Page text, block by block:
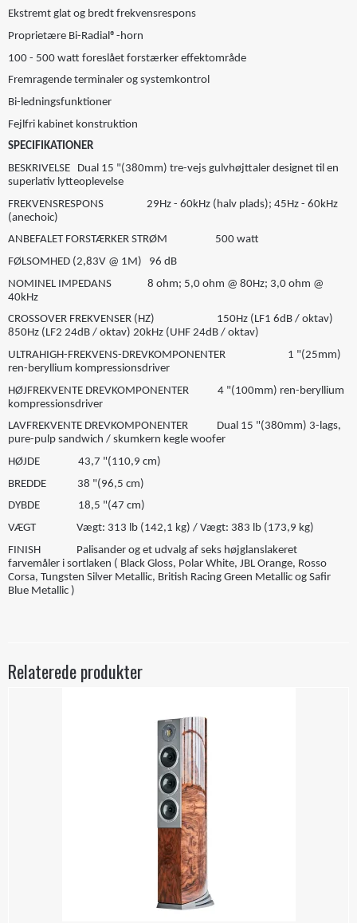
Ekstremt glat og bredt frekvensrespons
Proprietære Bi-Radial®-horn
100 - 500 watt foreslået forstærker effektområde
Fremragende terminaler og systemkontrol
Bi-ledningsfunktioner
Fejlfri kabinet konstruktion
SPECIFIKATIONER
BESKRIVELSE Dual 15 "(380mm) tre-vejs gulvhøjttaler designet til en
superlativ lytteoplevelse
FREKVENSRESPONS 29Hz - 60kHz (halv plads); 45Hz - 60kHz
(anechoic)
ANBEFALET FORSTÆRKER STRØM 500 watt
FØLSOMHED (2,83V @ 1M) 96 dB
NOMINEL IMPEDANS 8 ohm; 5,0 ohm @ 80Hz; 3,0 ohm @
40kHz
CROSSOVER FREKVENSER (HZ) 150Hz (LF1 6dB / oktav)
850Hz (LF2 24dB / oktav) 20kHz (UHF 24dB / oktav)
ULTRAHIGH-FREKVENS-DREVKOMPONENTER 1 "(25mm)
ren-beryllium kompressionsdriver
HØJFREKVENTE DREVKOMPONENTER 4 "(100mm) ren-beryllium
kompressionsdriver
LAVFREKVENTE DREVKOMPONENTER Dual 15 "(380mm) 3-lags,
pure-pulp sandwich / skumkern kegle woofer
HØJDE 43,7 "(110,9 cm)
BREDDE 38 "(96,5 cm)
DYBDE 18,5 "(47 cm)
VÆGT Vægt: 313 lb (142,1 kg) / Vægt: 383 lb (173,9 kg)
FINISH Palisander og et udvalg af seks højglanslakeret
farvemåler i sortlaken ( Black Gloss, Polar White, JBL Orange, Rosso
Corsa, Tungsten Silver Metallic, British Racing Green Metallic og Safir
Blue Metallic )
Relaterede produkter